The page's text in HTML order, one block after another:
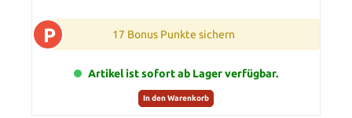
P 17 Bonus Punkte sichern
Artikel ist sofort ab Lager verfügbar.
In den Warenkorb